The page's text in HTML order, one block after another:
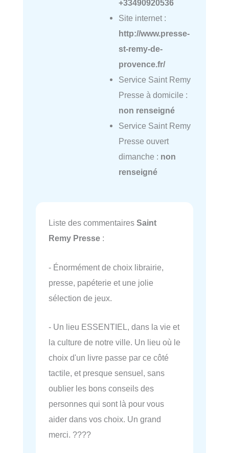
+33490920536
Site internet :
http://www.presse-
st-remy-de-
provence.fr/
Service Saint Remy
Presse à domicile :
non renseigné
Service Saint Remy
Presse ouvert
dimanche : non
renseigné
Liste des commentaires Saint
Remy Presse :
- Énormément de choix librairie,
presse, papéterie et une jolie
sélection de jeux.
- Un lieu ESSENTIEL, dans la vie et
la culture de notre ville. Un lieu où le
choix d'un livre passe par ce côté
tactile, et presque sensuel, sans
oublier les bons conseils des
personnes qui sont là pour vous
aider dans vos choix. Un grand
merci. ????